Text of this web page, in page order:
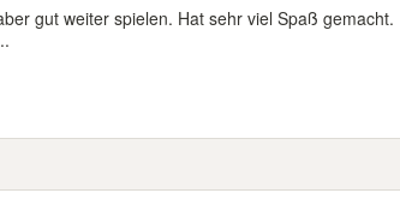
gut weiter spielen. Hat sehr viel Spaß gemacht.